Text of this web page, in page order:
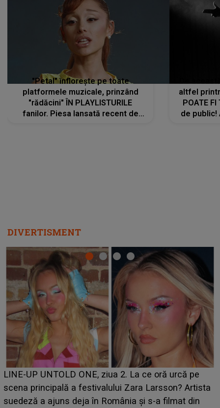
"Petal" înflorește pe toate
platformele muzicale, prinzând
"rădăcini" ÎN PLAYLISTURILE
fanilor. Piesa lansată recent de
altfel
POATE FI
de public!
DIVERTISMENT
Ce a dezvăluit noua concurentă din "Casa Iubirii" l-a
luat prin surprindere pe Emanuel. CINE ESTE
BĂIATUL VIZAT de Alexandra?! Aflându-se în fața